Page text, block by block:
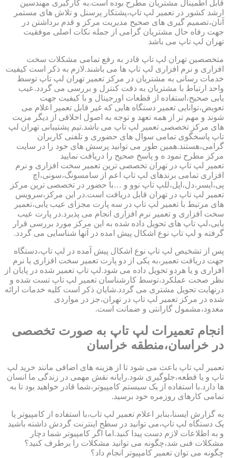
قابل اطمینال مشتریان مطرح بوده است.به کارگیری مهندسین
ارشد کشور در تعمیر لپ تاپ،پشتکار پرسنل و تلاش های مستمر
آنان،تصمیم گیری های صحیح مدیریت مرکز و قدم برداشتن در
جهت رفاه حال مشتریان گرامی از جمله نکات اصلی موفقیت
تهران لپ تاپ می باشد
متخصصین تهران لپ تاپ قادر به رفع تمامی مشکلات سخت
افزاری و نرم افزاری لپ تاپ ها می باشند.لازم به ذکر است کیفیت
خدمات رسانی به مشتریان در مرکز تعمیر تهران لپ تاپ توسط
واحد ارتباط با مشتریان به دقت کنترل و بررسی می گردد.عیب
یابی صحیح،استفاده از قطعات اورجینال و با کیفیت جهت
تعویض،توانایی تعمیر دستگاه هایی که غیر قابل تعمیر اعلام می
شوند و مهم تر از همه تعهد و توجه به اصول اخلاقی از دیگر مزیت
های مرکز تخصصی تعمیر لپ تاپ می باشد.تیم پشتیبانی تهران لپ
تاپ پاسخگوی تمامی سوال های حضوری و تلفنی کاربران
گرامی،هستند.همین طور می توانید پرسش های خود را در سایت
مرکز مطرح نمود ه و پاسخ صحیح را دریافت نمایید
تعمیر لپ تاپ در تهران تخصصی ترین تعمیر سخت افزاری و نرم
افزاری تمامی برندهای لپ تاپ اعم از سامسونگ،سونی،اچ
پی،ایسر،دل،اپل،للپ تاپ نوو و …با حضور در تخصصی ترین مرکز
تعمیر لپ تاپ در تهران قابل دریافت است.در این مرکز،سرویس
های مرتبط با تعمیر لپ تاپ در سه پارت مجزای عیب یابی،تعمیر
سخت افزاری و تعمیر نرم افزاری انجام می پذیرد.در پارت عیب
یابی،لپ تاپ های تحویل داده شده به این مرکز مورد بررسی قرار
گرفته و لپ تاپ نوع اشکال پیش امده در آنها شناسایی می گردد.
پس از تشخیص لپ تاپ نوع اشکال پیش آمده در لپ تاپ،دستگاه
جهت دریافت تعمیر،به یکی از دو پارت تعمیر سخت افزاری یا نرم
افزاری و یا هردو تحویل داده می شود.لپ تاپ تعمیر شده در پایان از
نظر صحت عملکرد،توسط کارشناسان تعمیر لپ تاپ تست شده و
درنهایت تحویل مشتری می گردد.شایان ذکر است کلیه خدمات ارائه
شده در مرکز تعمیر لپ تاپ در تهران،جز در مواردی
معدود،مشمول گارانتی و ضمانت است.
انجام تعمیرات لپ تاپ به صورت تخصصی
در خراسان،منطقه خراسان
تعمیر لپ تاپ باعث می شود تا از هزینه های اضافی مانند خرید لپ
تاپ و یا قطعه،جلوگیری شود.رایانه نقش مهمی در زندگی ما انسان
ها دارد.با استفاده از یک سیستم کامپیوتر،شما قادر خواهید بود تا به
تمامی کارهای روزمره خود برسید.
به گزارش ایسنا،بنابر اعلام تعمیر لپ تاب،با استفاده از کامپیوتر یا
یک دستگاه لپ تاپ،می توانید در سطح اینترنت گردش داشته باشید
و به اطلاعات لازم دست پیدا کنید.اما اگر کامپیوتر شما دچار
مشکلات فنی شد،چگونه می توانید مشکلات را برطرف کنید؟
چگونه می توان تعمیر کامپیوتر انجام داد؟